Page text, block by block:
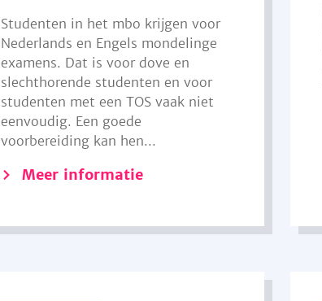
Studenten in het mbo krijgen voor
Nederlands en Engels mondelinge
examens. Dat is voor dove en
slechthorende studenten en voor
studenten met een TOS vaak niet
eenvoudig. Een goede
voorbereiding kan hen...
Meer informatie